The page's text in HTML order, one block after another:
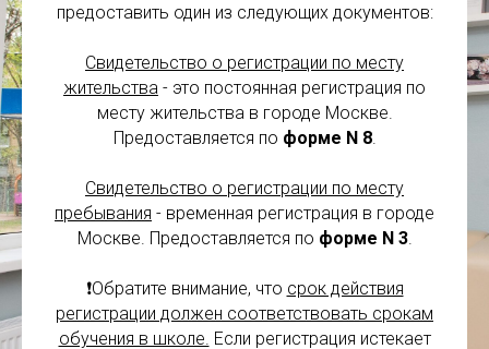
предоставить один из следующих документов:
Свидетельство о регистрации по месту
жительства - это постоянная регистрация по
месту жительства в городе Москве.
Предоставляется по форме N 8.
Свидетельство о регистрации по месту
пребывания - временная регистрация в городе
Москве. Предоставляется по форме N 3.
❗️Обратите внимание, что срок действия
регистрации должен соответствовать срокам
обучения в школе. Если регистрация истекает